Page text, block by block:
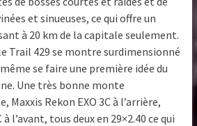
et sinueuses, ce qui offre un
à 20 km de la capitale seulement.
Trail 429 se montre surdimensionné
se faire une première idée du
Une très bonne monte
Maxxis Rekon EXO 3C à l’arrière,
l’avant, tous deux en 29×2.40 ce qui